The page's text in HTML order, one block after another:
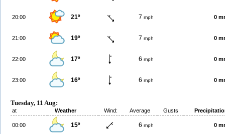
20:00 21º 7 mph 0
21:00 19º 7 mph 0
22:00 17º 6 mph 0
23:00 16º 6 mph 0
Tuesday, 11 Aug:
at Weather Wind: Average Gusts
00:00 15º 6 mph 0